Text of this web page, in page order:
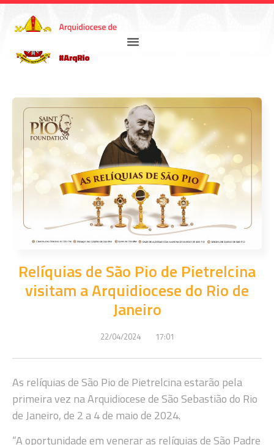
Relíquias de São Pio de Pietrelcina
visitam a Arquidiocese do Rio de
Janeiro
22/04/2024 17:01
As relíquias de São Pio de Pietrelcina estarão pela
primeira vez na Arquidiocese de São Sebastião do Rio
de Janeiro, de 2 a 4 de maio de 2024.
“A oportunidade em venerar as relíquias de São Padre